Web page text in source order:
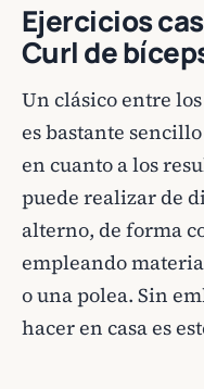
Ejercicios
Curl de
Un clásico entre
es bastante
en cuanto a los
puede realizar de
alterno, de forma
empleando
o una polea. Sin
hacer en casa es